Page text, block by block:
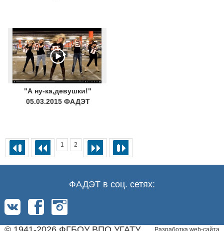
"А ну-ка,девушки!"
05.03.2015 ФАДЭТ
1 2
ФАДЭТ в соц. сетях: